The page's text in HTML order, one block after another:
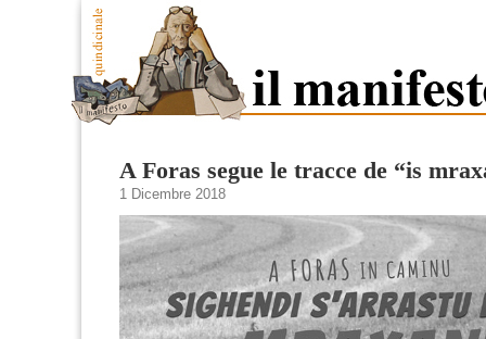
A Foras segue le tracce de “is
1 Dicembre 2018